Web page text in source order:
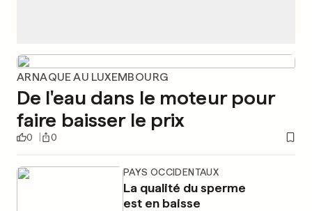
ARNAQUE AU LUXEMBOURG
De l'eau dans le moteur pour
faire baisser le prix
0 0
PAYS OCCIDENTAUX
La qualité du sperme
est en baisse